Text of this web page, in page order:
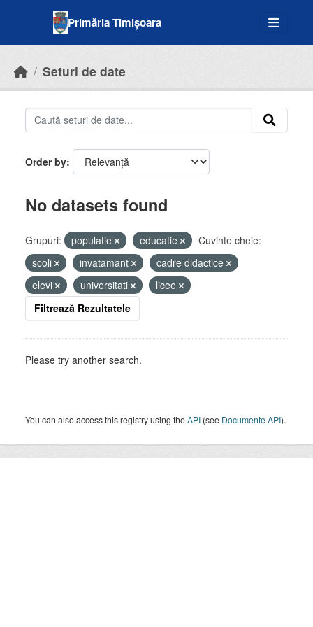
Primăria Timișoara
Seturi de date
Order by
No datasets found
Grupuri: populatie educatie
Cuvinte cheie:
scoli
invatamant
cadre didactice
elevi
universitati
licee
Filtrează Rezultatele
Please try another search.
You can also access this registry using theAPI (see Documente API).